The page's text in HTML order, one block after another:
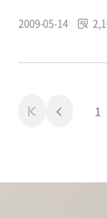
2009-05-14
1